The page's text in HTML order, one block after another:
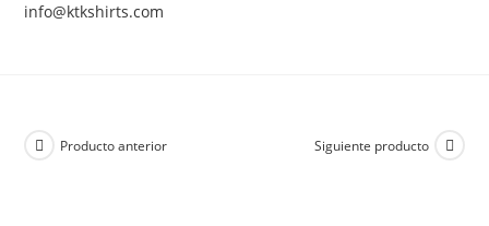
info@ktkshirts.com
Producto anterior Siguiente producto